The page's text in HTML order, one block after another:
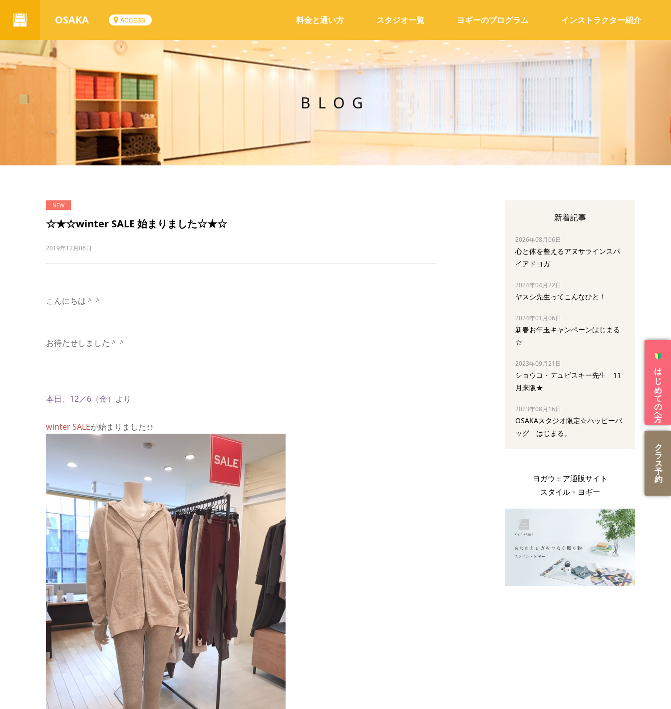
OSAKA ACCESS 料金と通い方 スタジオ一覧 ヨギーのプログラム インストラクター紹介
BLOG
☆★☆winter SALE 始まりました☆★☆
2019年12月06日
こんにちは＾＾
お待たせしました＾＾
本日、12／6（金） より
winter SALEが始まりました⛄
新着記事
2026年08月06日
心と体を整えるアヌサラインスパ
イアドヨガ
2024年04月22日
ヤスシ先生ってこんなひと！
2024年01月06日
新春お年玉キャンペーンはじまる
☆
2023年09月21日
ショウコ・デュビスキー先生 11
月来阪★
2023年08月16日
OSAKAスタジオ限定☆ハッピーバ
ッグ はじまる。
ヨガウェア通販サイト
スタイル・ヨギー
はじめての方へ
ク
ラ
ス
予
約